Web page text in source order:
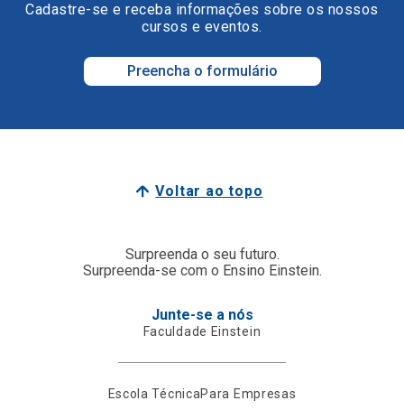
Cadastre-se e receba informações sobre os nossos
cursos e eventos.
Preencha o formulário
Voltar ao topo
Surpreenda o seu futuro.
Surpreenda-se com o Ensino Einstein.
Junte-se a nós
Faculdade Einstein
Escola TécnicaPara Empresas